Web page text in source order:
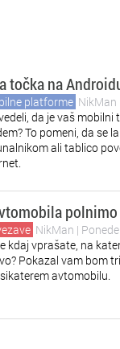
točka na
platforme NikMan
da je vaš mobilni
To pomeni, da se
ali tablico
NikMan |
kdaj vprašate, na
Pokazal vam bom
avtomobilu.